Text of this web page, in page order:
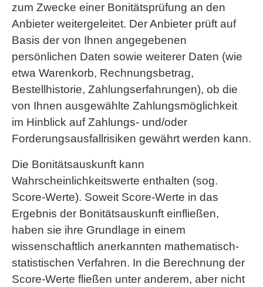
zum Zwecke einer Bonitätsprüfung an den
Anbieter weitergeleitet. Der Anbieter prüft auf
Basis der von Ihnen angegebenen
persönlichen Daten sowie weiterer Daten (wie
etwa Warenkorb, Rechnungsbetrag,
Bestellhistorie, Zahlungserfahrungen), ob die
von Ihnen ausgewählte Zahlungsmöglichkeit
im Hinblick auf Zahlungs- und/oder
Forderungsausfallrisiken gewährt werden kann.
Die Bonitätsauskunft kann
Wahrscheinlichkeitswerte enthalten (sog.
Score-Werte). Soweit Score-Werte in das
Ergebnis der Bonitätsauskunft einfließen,
haben sie ihre Grundlage in einem
wissenschaftlich anerkannten mathematisch-
statistischen Verfahren. In die Berechnung der
Score-Werte fließen unter anderem, aber nicht